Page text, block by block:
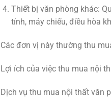
Thiết bị văn phòng khác:
tính, máy chiếu, điều hòa
Các đơn vị này thường thu
Lợi ích của việc thu mua nội
Dịch vụ thu mua nội thất văn